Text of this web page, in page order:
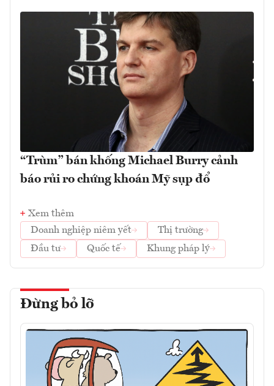
“Trùm” bán khống Michael Burry cảnh
báo rủi ro chứng khoán Mỹ sụp đổ
Xem thêm
Doanh nghiệp niêm yết
Thị trường
Đầu tư
Quốc tế Khung pháp lý
Đừng bỏ lỡ